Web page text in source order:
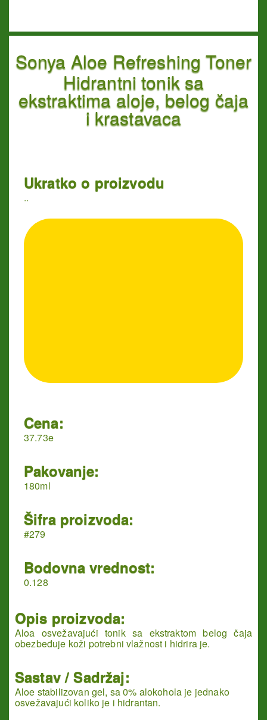
Sonya Aloe Refreshing Toner
Hidrantni tonik sa
ekstraktima aloje, belog čaja
i krastavaca
Ukratko o proizvodu
..
Cena:
37.73e
Pakovanje:
180ml
Šifra proizvoda:
#279
Bodovna vrednost:
0.128
Opis proizvoda:
Aloa osvežavajući tonik sa ekstraktom belog čaja
obezbeđuje koži potrebni vlažnost i hidrira je.
Sastav / Sadržaj:
Aloe stabilizovan gel, sa 0% alokohola je jednako
osvežavajući koliko je i hidrantan.